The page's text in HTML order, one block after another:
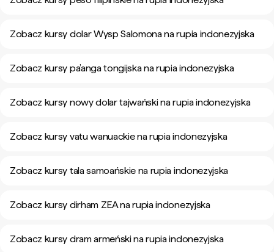
Zobacz kursy dolar Wysp Salomona na rupia indonezyjska
Zobacz kursy pa’anga tongijska na rupia indonezyjska
Zobacz kursy nowy dolar tajwański na rupia indonezyjska
Zobacz kursy vatu wanuackie na rupia indonezyjska
Zobacz kursy tala samoańskie na rupia indonezyjska
Zobacz kursy dirham ZEA na rupia indonezyjska
Zobacz kursy dram armeński na rupia indonezyjska